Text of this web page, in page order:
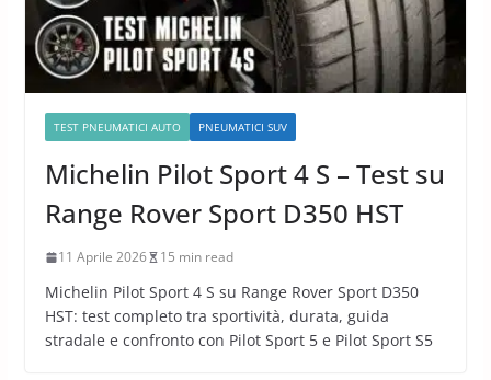
TEST PNEUMATICI AUTO PNEUMATICI SUV
Michelin Pilot Sport 4 S – Test su
Range Rover Sport D350 HST
11 Aprile 2026 15 min read
Michelin Pilot Sport 4 S su Range Rover Sport D350
HST: test completo tra sportività, durata, guida
stradale e confronto con Pilot Sport 5 e Pilot Sport S5